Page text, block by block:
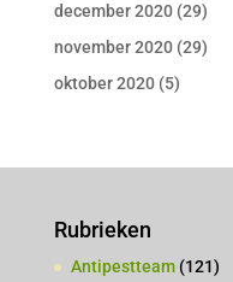
december 2020(29)
november 2020(29)
oktober 2020(5)
Rubrieken
Antipestteam(121)